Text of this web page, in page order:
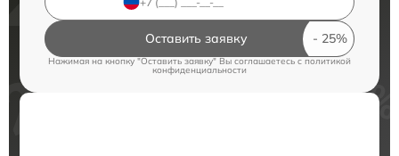
Оставить заявку
Нажимая на кнопку "Оставить заявку" Вы соглашаетесь c политикой
конфиденциальности